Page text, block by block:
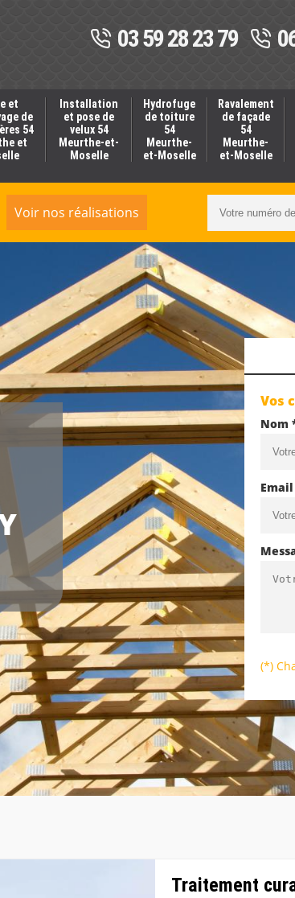
03 59 28 23 79
et
de
54
et
Installation
et pose de
velux 54
Meurthe-et-
Moselle
Hydrofuge
de toiture
54
Meurthe-
et-Moselle
Ravalement
de façade
54
Meurthe-
et-Moselle
Voir nos réalisations
Vos
Nom
(*)
Traitement